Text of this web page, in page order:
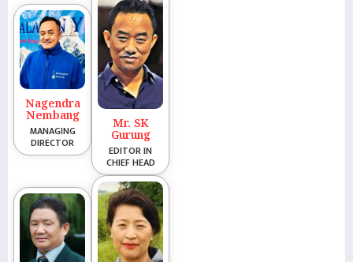
Nagendra
Nembang
MANAGING
DIRECTOR
Mr. SK
Gurung
EDITOR IN
CHIEF HEAD